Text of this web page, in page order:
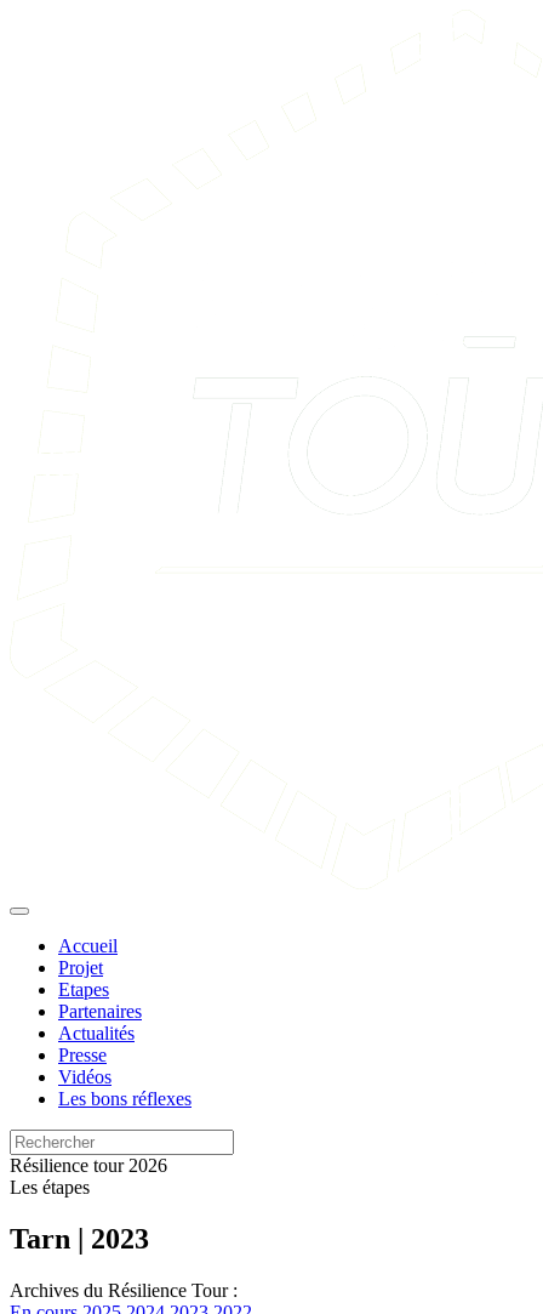
Accueil
Projet
Etapes
Partenaires
Actualités
Presse
Vidéos
Les bons réflexes
Résilience tour 2026
Les étapes
Tarn | 2023
Archives du Résilience Tour :